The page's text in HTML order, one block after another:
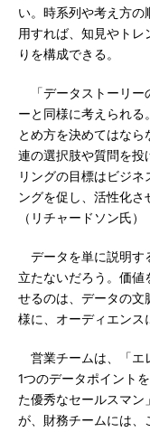
い。時系列や考え方の
用すれば、知見やト
りを構成できる。
「データストーリー
ーと同様に考えられる
とめ方を決めてはな
連の選択肢や質問を投
リングの目標はビジ
ングを促し、活性化さ
（リチャードソン氏）
データを単に説明す
立たないだろう。価値
せるのは、データの文
様に、オーディエンス
営業チームは、「エ
1つのデータポイント
た優秀なセールスマ
が、財務チームには、